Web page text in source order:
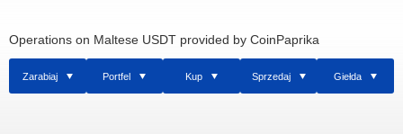
Operations on Maltese USDT provided by CoinPaprika
Zarabiaj Portfel Kup Sprzedaj Giełda